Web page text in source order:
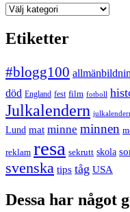
Kategorier
Etiketter
#blogg100
död England fest film fotboll
Julkalendern
Lund mat minne minnen
reklam resa sekrutt skola
svenska tips tåg USA
Dessa har något